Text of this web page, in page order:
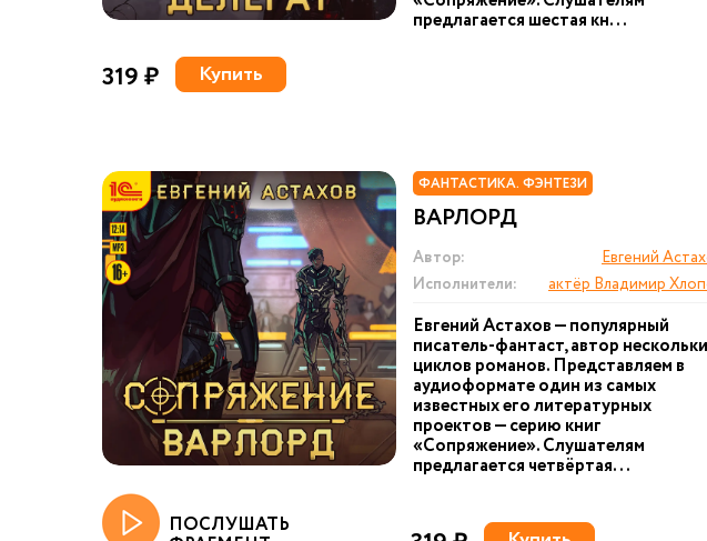
предлагается шестая кн...
319 ₽ Купить
ФАНТАСТИКА. ФЭНТЕЗИ
ВАРЛОРД
Автор:
Евгений
Исполнители:
актёр Владимир
Евгений Астахов — популярный
писатель-фантаст, автор
циклов романов. Представляем в
аудиоформате один из самых
известных его литературных
проектов — серию книг
«Сопряжение». Слушателям
предлагается четвёртая...
ПОСЛУШАТЬ